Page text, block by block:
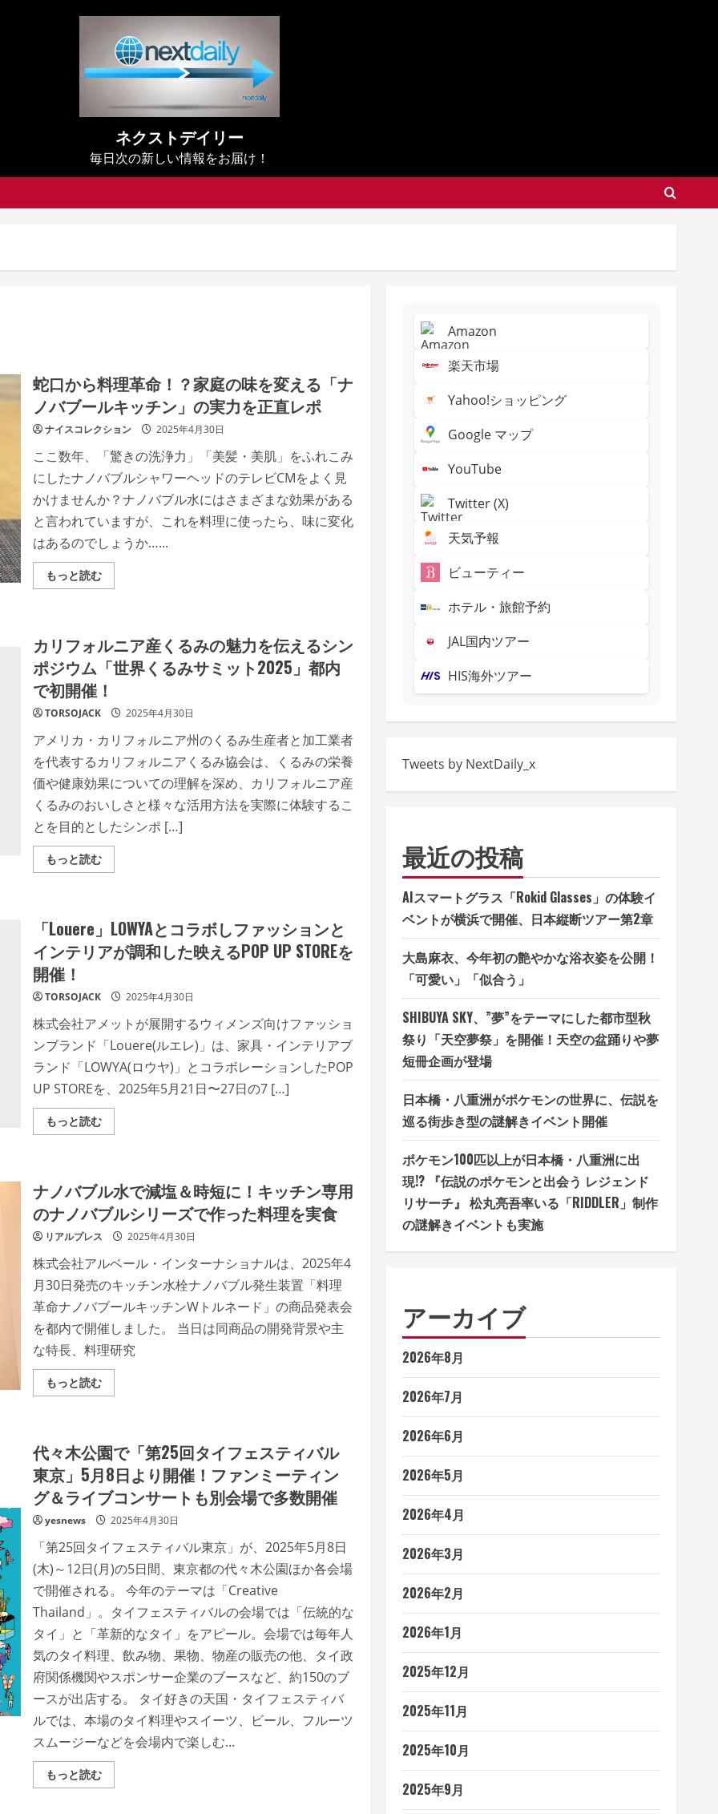
ネクストデイリー
毎日次の新しい情報をお届け！
蛇口から料理革命！？家庭の味を変える「ナ
ノバブールキッチン」の実力を正直レポ
ナイスコレクション 2025年4月30日
ここ数年、「驚きの洗浄力」「美髪・美肌」をふれこみ
にしたナノバブルシャワーヘッドのテレビCMをよく見
かけませんか？ナノバブル水にはさまざまな効果がある
と言われていますが、これを料理に使ったら、味に変化
はあるのでしょうか…...
もっと読むRead
more
ら
料
理
命！？
家
庭
の
を
変
え
る
「ナ
バ
ブ
ー
ル
キ
チ
力
を
正
直
カリフォルニア産くるみの魅力を伝えるシン
ポジウム「世界くるみサミット2025」都内
で初開催！
TORSOJACK 2025年4月30日
アメリカ・カリフォルニア州のくるみ生産者と加工業者
を代表するカリフォルニアくるみ協会は、くるみの栄養
価や健康効果についての理解を深め、カリフォルニア産
くるみのおいしさと様々な活用方法を実際に体験するこ
とを目的としたシンポ […]
もっと読むRead
more
ォ
ル
ニ
ア
る
み
魅
力
を
伝
え
る
シ
ン
ポ
ウ
く
る
み
サ
ッ
2025」
都
内
で
初
開
催！
「Louere」LOWYAとコラボしファッションと
インテリアが調和した映えるPOP UP STOREを
開催！
TORSOJACK 2025年4月30日
株式会社アメットが展開するウィメンズ向けファッショ
ンブランド「Louere(ルエレ)」は、家具・インテリアブ
ランド「LOWYA(ロウヤ)」とコラボレーションしたPOP
UP STOREを、2025年5月21日〜27日の7 […]
もっと読むRead
more
コ
ラ
ボ
し
フ
ァ
シ
ン
と
イ
ン
テ
リ
ア
が
調
し
る
POP
UP
STORE
を
開
催！
ナノバブル水で減塩＆時短に！キッチン専用
のナノバブルシリーズで作った料理を実食
リアルプレス 2025年4月30日
株式会社アルベール・インターナショナルは、2025年4
月30日発売のキッチン水栓ナノバブル発生装置「料理
革命ナノバブールキッチンWトルネード」の商品発表会
を都内で開催しました。 当日は同商品の開発背景や主
な特長、料理研究
もっと読むRead
more
ブ
ル
水
で
減
塩
＆
時
に！
キ
ッ
チ
ン
用
の
ナ
ノ
バ
ブ
ル
シ
リ
ー
ズ
で
作
っ
た
料
代々木公園で「第25回タイフェスティバル
東京」5月8日より開催！ファンミーティン
グ＆ライブコンサートも別会場で多数開催
yesnews 2025年4月30日
「第25回タイフェスティバル東京」が、2025年5月8日
(木)～12日(月)の5日間、東京都の代々木公園ほか各会場
で開催される。 今年のテーマは「Creative
Thailand」。タイフェスティバルの会場では「伝統的な
タイ」と「革新的なタイ」をアピール。会場では毎年人
気のタイ料理、飲み物、果物、物産の販売の他、タイ政
府関係機関やスポンサー企業のブースなど、約150のブ
ースが出店する。 タイ好きの天国・タイフェスティバ
ルでは、本場のタイ料理やスイーツ、ビール、フルーツ
スムージーなどを会場内で楽しむ...
もっと読むRead
more
Amazon
楽天市場
Yahoo!ショッピング
Google マップ
YouTube
Twitter (X)
天気予報
ビューティー
ホテル・旅館予約
JAL国内ツアー
HIS海外ツアー
Tweets by NextDaily_x
最近の投稿
AIスマートグラス「Rokid Glasses」の体験イ
ベントが横浜で開催、日本縦断ツアー第2章
大島麻衣、今年初の艶やかな浴衣姿を公開！
「可愛い」「似合う」
SHIBUYA SKY、”夢”をテーマにした都市型秋
祭り「天空夢祭」を開催！天空の盆踊りや夢
短冊企画が登場
日本橋・八重洲がポケモンの世界に、伝説を
巡る街歩き型の謎解きイベント開催
ポケモン100匹以上が日本橋・八重洲に出
現!? 『伝説のポケモンと出会う レジェンド
リサーチ』 松丸亮吾率いる「RIDDLER」制作
の謎解きイベントも実施
アーカイブ
2026年8月
2026年7月
2026年6月
2026年5月
2026年4月
2026年3月
2026年2月
2026年1月
2025年12月
2025年11月
2025年10月
2025年9月